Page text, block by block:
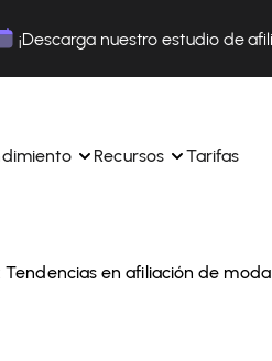
¡Descarga nuestro estudio de
desde una única
tus campañas y TikTok Shop desde un solo
Recursos Tarifas
Tendencias en afiliación de